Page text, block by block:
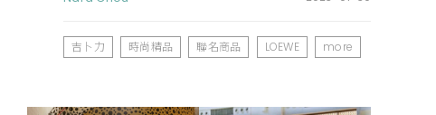
吉卜力 時尚精品 聯名商品 LOEWE more